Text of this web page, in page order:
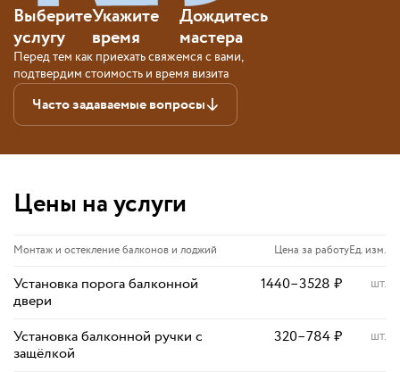
Выберите
услугу
Укажите
время
Дождитесь
мастера
Перед тем как приехать свяжемся с вами,
подтвердим стоимость и время визита
Часто задаваемые вопросы
Цены на услуги
Монтаж и остекление балконов и лоджий Цена за работуЕд. изм.
Установка порога балконной
двери
1440–3528 ₽ шт.
Установка балконной ручки с
защёлкой
320–784₽ шт.